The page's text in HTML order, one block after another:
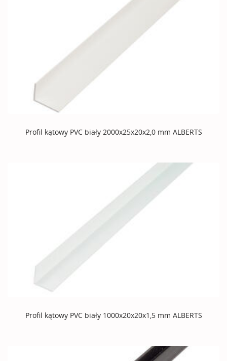
Profil kątowy PVC biały 2000x25x20x2,0 mm ALBERTS
Profil kątowy PVC biały 1000x20x20x1,5 mm ALBERTS